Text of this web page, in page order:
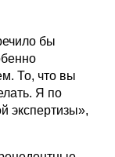
бы
То, что вы
Я по
экспертизы»,